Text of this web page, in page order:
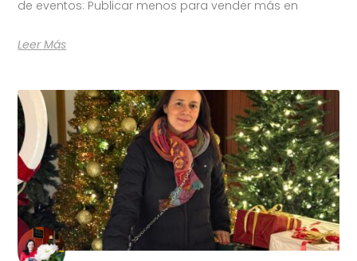
de eventos: Publicar menos para vender más en
Leer Más